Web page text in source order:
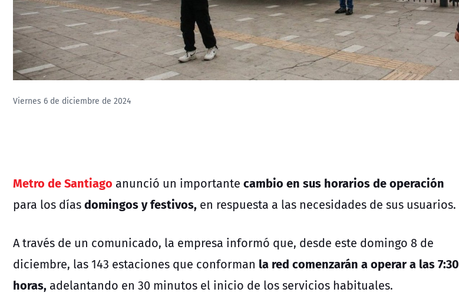
Viernes 6 de diciembre de 2024
Metro de Santiago anunció un importante cambio en sus horarios de operación
para los díasdomingos y festivos, en respuesta a las necesidades de sus usuarios.
A través de un comunicado, la empresa informó que, desde este domingo 8 de
diciembre, las 143 estaciones que conforman la red comenzarán a operar a las 7:30
horas, adelantando en 30 minutos el inicio de los servicios habituales.